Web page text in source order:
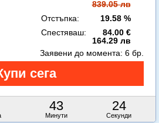
839.05 лв
Отстъпка:
19.58 %
Спестяваш:
84.00 €
164.29 лв
43
Минути
22
Секунди
Заявени до момента: 6 бр.